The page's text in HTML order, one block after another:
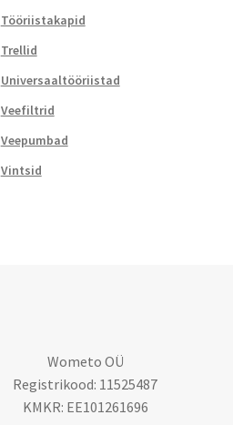
Tööriistakapid
Trellid
Universaaltööriistad
Veefiltrid
Veepumbad
Vintsid
Wometo OÜ
Registrikood: 11525487
KMKR: EE101261696